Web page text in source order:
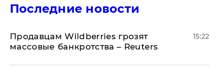
Последние новости
Продавцам Wildberries грозят
массовые банкротства – Reuters
15:22